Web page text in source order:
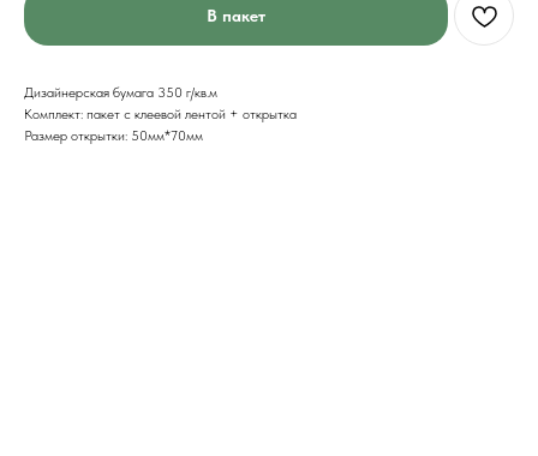
В пакет
Дизайнерская бумага 350 г/кв.м
Комплект: пакет с клеевой лентой + открытка
Размер открытки: 50мм*70мм